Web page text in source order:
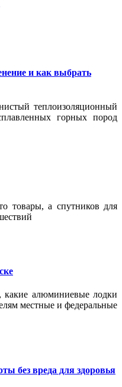
и как выбрать
теплоизоляционный
горных пород
товары, а спутников для
какие алюминиевые лодки
местные и федеральные
без вреда для здоровья